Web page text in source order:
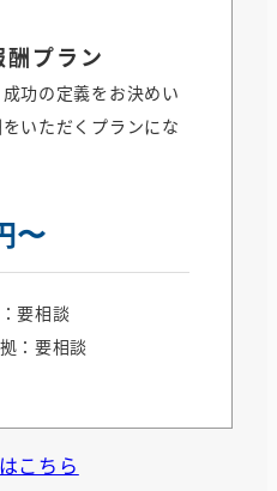
酬プラン
〜
功の定義をお決めい
いただくプランにな
要相談
：要相談
こちら